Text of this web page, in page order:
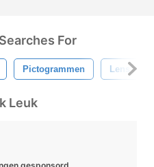
For
Pictogrammen Lens
Leuk